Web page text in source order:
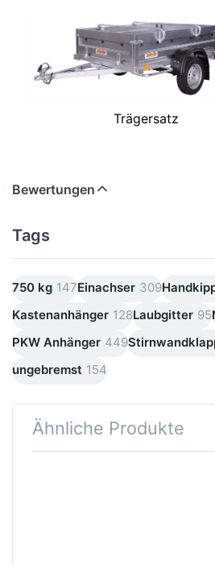
Trägersatz
Bewertungen
Tags
750 kg 147Einachser 309
Kastenanhänger 128Laubgitter 95
PKW Anhänger 449
ungebremst 154
Ähnliche Produkte